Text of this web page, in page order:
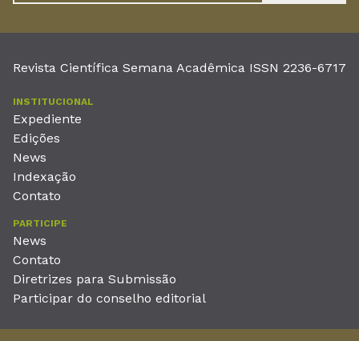
Revista Científica Semana Acadêmica ISSN 2236-6717
INSTITUCIONAL
Expediente
Edições
News
Indexação
Contato
PARTICIPE
News
Contato
Diretrizes para Submissão
Participar do conselho editorial